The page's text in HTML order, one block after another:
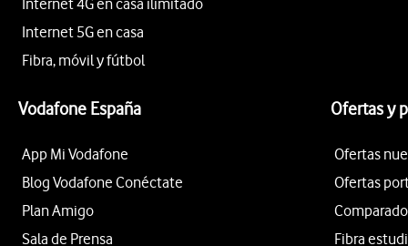
Internet 4G en casa ilimitado
Internet 5G en casa
Fibra, móvil y fútbol
Vodafone España
App Mi Vodafone
Blog Vodafone Conéctate
Plan Amigo
Sala de Prensa
Ofertas y
Ofertas
Ofertas
Fibra